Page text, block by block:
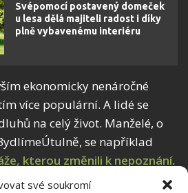
své soukromí
Svépomocí postavený domeček
u lesa dělá majiteli radost i díky
plně vybavenému interiéru
ekonomicky nenáročné
více populární. A lidé se
na celý život. Manželé, o
se například
kterou změnili k nepoznání.
splatit svou původní hypotéku.